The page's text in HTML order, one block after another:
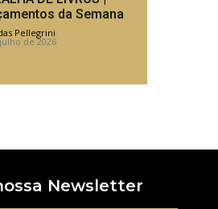
da Semana
Pellegrini -
de 2026
Newsletter